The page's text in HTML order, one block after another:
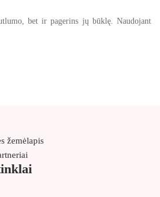
bet ir pagerins jų būklę. Naudojant
žemėlapis